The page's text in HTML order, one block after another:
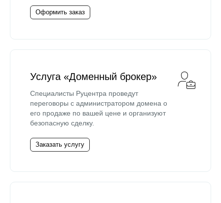
Оформить заказ
Услуга «Доменный брокер»
Специалисты Руцентра проведут
переговоры с администратором домена о
его продаже по вашей цене и организуют
безопасную сделку.
Заказать услугу